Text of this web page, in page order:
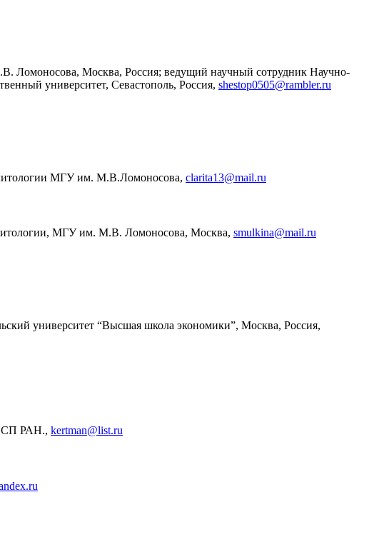
Ломоносова, Москва, Россия; ведущий научный сотрудник Научно-
университет, Севастополь, Россия, shestop0505@rambler.ru
МГУ им. М.В.Ломоносова, clarita13@mail.ru
МГУ им. М.В. Ломоносова, Москва, smulkina@mail.ru
университет “Высшая школа экономики”, Москва, Россия,
РАН., kertman@list.ru